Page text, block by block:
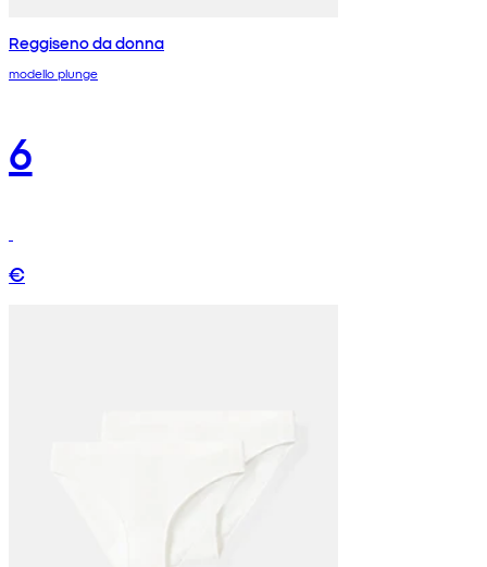
Reggiseno da donna
modello plunge
6
€